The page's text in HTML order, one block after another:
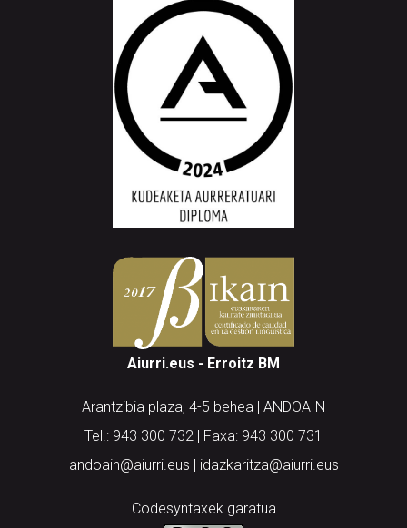
Aiurri.eus - Erroitz BM
Arantzibia plaza, 4-5 behea | ANDOAIN
Tel.: 943 300 732 | Faxa: 943 300 731
andoain@aiurri.eus | idazkaritza@aiurri.eus
Codesyntaxek garatua